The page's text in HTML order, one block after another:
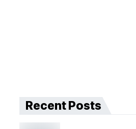
Recent Posts